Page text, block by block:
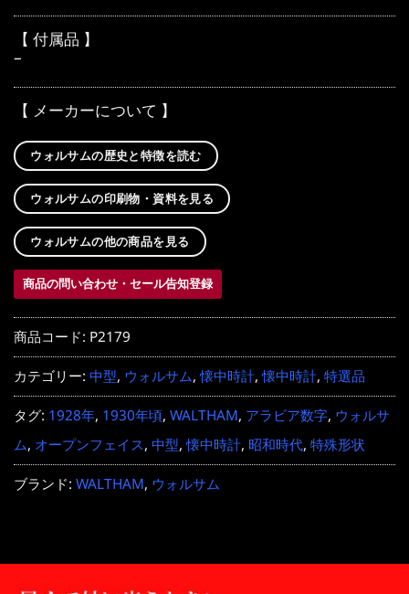
【 付属品 】
–
【 メーカーについて 】
ウォルサムの歴史と特徴を読む
ウォルサムの印刷物・資料を見る
ウォルサムの他の商品を見る
商品の問い合わせ・セール告知登録
商品コード: P2179
カテゴリー: 中型, ウォルサム,懐中時計,懐中時計, 特選品
タグ: 1928年, 1930年頃, WALTHAM, アラビア数字, ウォルサ
ム, オープンフェイス, 中型,懐中時計, 昭和時代, 特殊形状
ブランド: WALTHAM, ウォルサム